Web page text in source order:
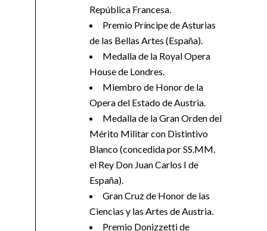
República Francesa.
Premio Príncipe de Asturias
de las Bellas Artes (España).
Medalla de la Royal Opera
House de Londres.
Miembro de Honor de la
Opera del Estado de Austria.
Medalla de la Gran Orden del
Mérito Militar con Distintivo
Blanco (concedida por SS.MM.
el Rey Don Juan Carlos I de
España).
Gran Cruz de Honor de las
Ciencias y las Artes de Austria.
Premio Donizzetti de